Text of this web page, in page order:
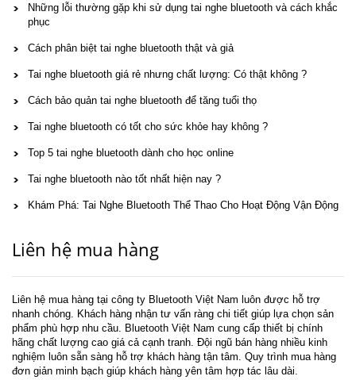
Những lỗi thường gặp khi sử dụng tai nghe bluetooth và cách khắc
phục
Cách phân biệt tai nghe bluetooth thật và giả
Tai nghe bluetooth giá rẻ nhưng chất lượng: Có thật không ?
Cách bảo quản tai nghe bluetooth để tăng tuổi thọ
Tai nghe bluetooth có tốt cho sức khỏe hay không ?
Top 5 tai nghe bluetooth dành cho học online
Tai nghe bluetooth nào tốt nhất hiện nay ?
Khám Phá: Tai Nghe Bluetooth Thể Thao Cho Hoạt Động Vận Động
Liên hệ mua hàng
Liên hệ mua hàng tại công ty Bluetooth Việt Nam luôn được hỗ trợ
nhanh chóng. Khách hàng nhận tư vấn ràng chi tiết giúp lựa chọn sản
phẩm phù hợp nhu cầu. Bluetooth Việt Nam cung cấp thiết bị chính
hãng chất lượng cao giá cả cạnh tranh. Đội ngũ bán hàng nhiều kinh
nghiệm luôn sẵn sàng hỗ trợ khách hàng tận tâm. Quy trình mua hàng
đơn giản minh bạch giúp khách hàng yên tâm hợp tác lâu dài.